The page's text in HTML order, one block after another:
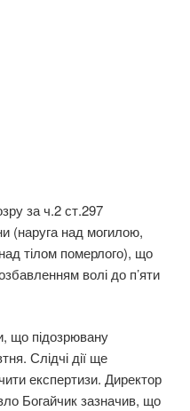
за ч.2 ст.297
(наруга над могилою,
тілом померлого), що
волі до п’яти
що підозрювану
Слідчі дії ще
експертизи. Директор
Богайчик зазначив, що